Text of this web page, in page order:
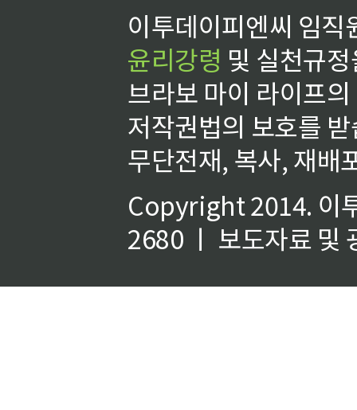
이투데이피엔씨 임
윤리강령 및 실천규
브라보 마이 라이프
저작권법의 보호를
무단전재, 복사, 재배
Copyright 2014. 이
2680 ㅣ 보도자료